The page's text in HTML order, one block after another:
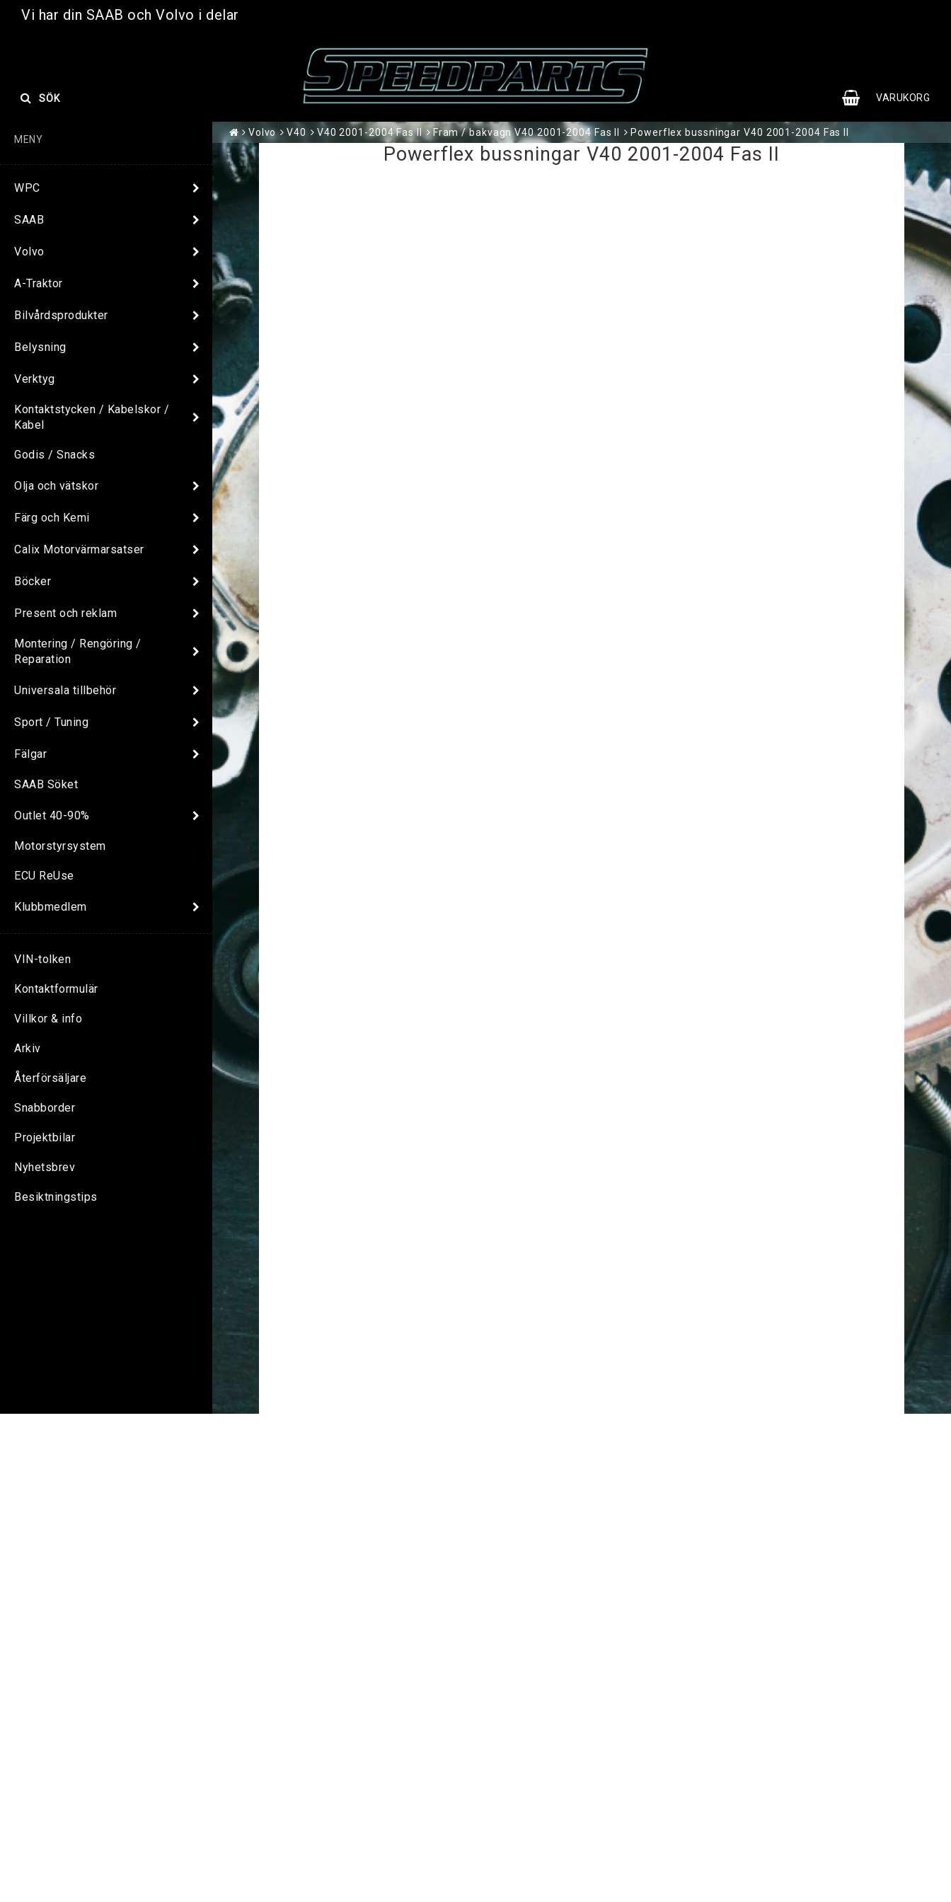
Vi har din SAAB och Volvo i delar
VARUKORG
DIN VARUKORG ÄR TOM
SÖK
MENY
WPC
SAAB
Volvo
A-Traktor
Bilvårdsprodukter
Belysning
Verktyg
Kontaktstycken / Kabelskor /
Kabel
Godis / Snacks
Olja och vätskor
Färg och Kemi
Calix Motorvärmarsatser
Böcker
Present och reklam
Montering / Rengöring /
Reparation
Universala tillbehör
Sport / Tuning
Fälgar
SAAB Söket
Outlet 40-90%
Motorstyrsystem
ECU ReUse
Klubbmedlem
VIN-tolken
Kontaktformulär
Villkor & info
Arkiv
Återförsäljare
Snabborder
Projektbilar
Nyhetsbrev
Besiktningstips
Volvo V40 V40 2001-2004 Fas II Fram / bakvagn V40 2001-2004 Fas II Powerflex bussningar V40 2001-2004 Fas II
Powerflex bussningar V40 2001-2004 Fas II